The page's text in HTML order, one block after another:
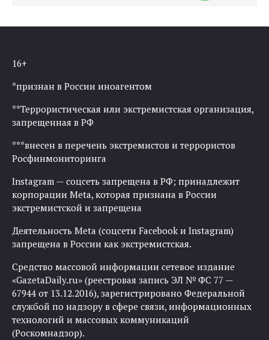
16+
*признан в России иноагентом
**Террористическая или экстремистская организация,
запрещенная в РФ
***внесен в перечень экстремистов и террористов
Росфинмониторинга
Instagram — соцсеть запрещена в РФ; принадлежит
корпорации Meta, которая признана в России
экстремистской и запрещена
Деятельность Meta (соцсети Facebook и Instagram)
запрещена в России как экстремистская.
Средство массовой информации сетевое издание
«GazetaDaily.ru» (реестровая запись ЭЛ № ФС 77 —
67944 от 13.12.2016), зарегистрировано Федеральной
службой по надзору в сфере связи, информационных
технологий и массовых коммуникаций
(Роскомнадзор).